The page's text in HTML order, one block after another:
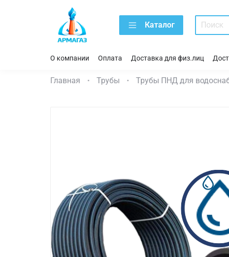
Каталог
О компании Оплата Доставка для физ.лиц
Главная Трубы Трубы ПНД для